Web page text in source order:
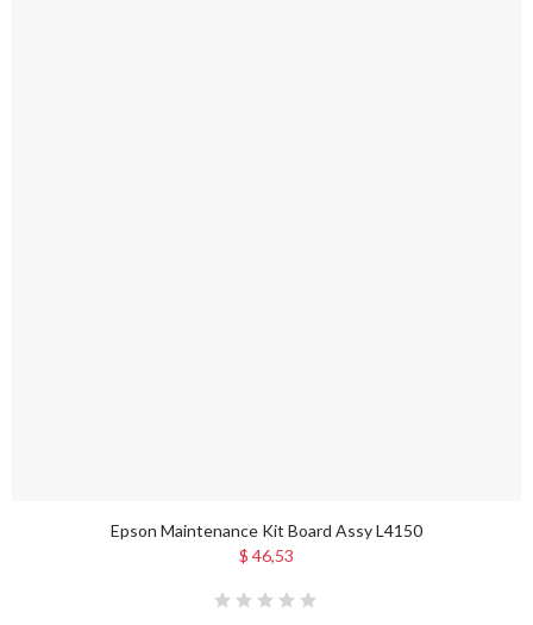
Epson Maintenance Kit Board Assy L4150
$ 46,53